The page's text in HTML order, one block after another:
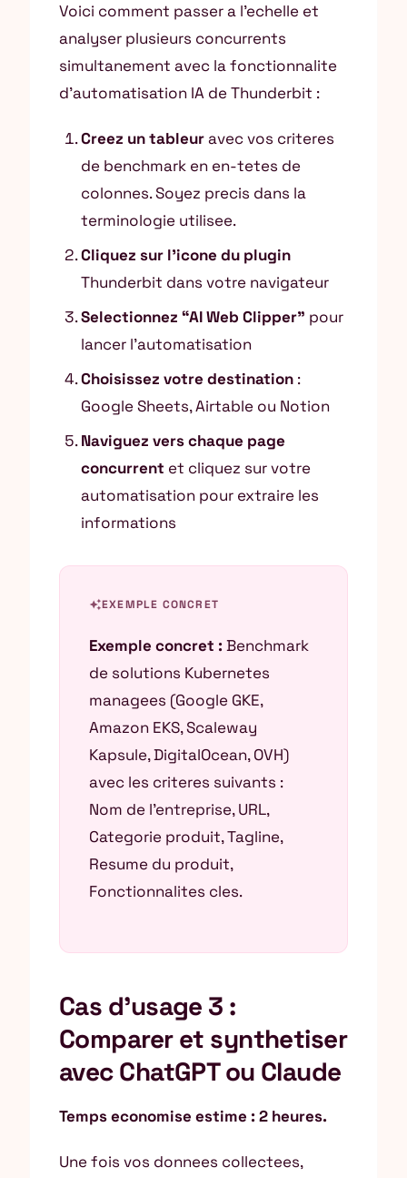
Voici comment passer a l’echelle et
analyser plusieurs concurrents
simultanement avec la fonctionnalite
d’automatisation IA de Thunderbit :
Creez un tableuravec vos criteres
de benchmark en en-tetes de
colonnes. Soyez precis dans la
terminologie utilisee.
Cliquez sur l’icone du plugin
Thunderbit dans votre navigateur
Selectionnez “AI Web Clipper” pour
lancer l’automatisation
Choisissez votre destination :
Google Sheets, Airtable ou Notion
Naviguez vers chaque page
concurrent et cliquez sur votre
automatisation pour extraire les
informations
auto_awesomeEXEMPLE CONCRET
Exemple concret : Benchmark
de solutions Kubernetes
managees (Google GKE,
Amazon EKS, Scaleway
Kapsule, DigitalOcean, OVH)
avec les criteres suivants :
Nom de l’entreprise, URL,
Categorie produit, Tagline,
Resume du produit,
Fonctionnalites cles.
Cas d’usage 3 :
Comparer et synthetiser
avec ChatGPT ou Claude
Temps economise estime : 2 heures.
Une fois vos donnees collectees,